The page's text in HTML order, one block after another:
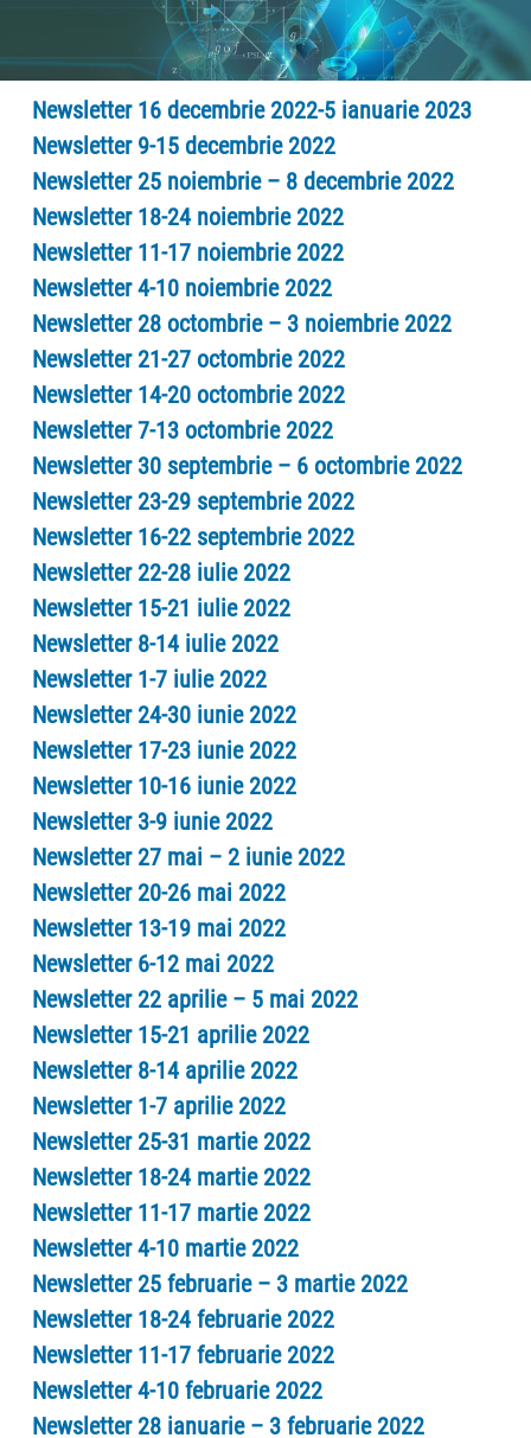
Newsletter 16 decembrie 2022-5 ianuarie 2023
Newsletter 9-15 decembrie 2022
Newsletter 25 noiembrie – 8 decembrie 2022
Newsletter 18-24 noiembrie 2022
Newsletter 11-17 noiembrie 2022
Newsletter 4-10 noiembrie 2022
Newsletter 28 octombrie – 3 noiembrie 2022
Newsletter 21-27 octombrie 2022
Newsletter 14-20 octombrie 2022
Newsletter 7-13 octombrie 2022
Newsletter 30 septembrie – 6 octombrie 2022
Newsletter 23-29 septembrie 2022
Newsletter 16-22 septembrie 2022
Newsletter 22-28 iulie 2022
Newsletter 15-21 iulie 2022
Newsletter 8-14 iulie 2022
Newsletter 1-7 iulie 2022
Newsletter 24-30 iunie 2022
Newsletter 17-23 iunie 2022
Newsletter 10-16 iunie 2022
Newsletter 3-9 iunie 2022
Newsletter 27 mai – 2 iunie 2022
Newsletter 20-26 mai 2022
Newsletter 13-19 mai 2022
Newsletter 6-12 mai 2022
Newsletter 22 aprilie – 5 mai 2022
Newsletter 15-21 aprilie 2022
Newsletter 8-14 aprilie 2022
Newsletter 1-7 aprilie 2022
Newsletter 25-31 martie 2022
Newsletter 18-24 martie 2022
Newsletter 11-17 martie 2022
Newsletter 4-10 martie 2022
Newsletter 25 februarie – 3 martie 2022
Newsletter 18-24 februarie 2022
Newsletter 11-17 februarie 2022
Newsletter 4-10 februarie 2022
Newsletter 28 ianuarie – 3 februarie 2022